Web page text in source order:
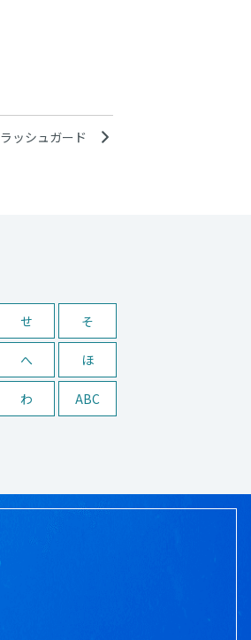
ラッシュガード
せ そ
へ ほ
わ ABC